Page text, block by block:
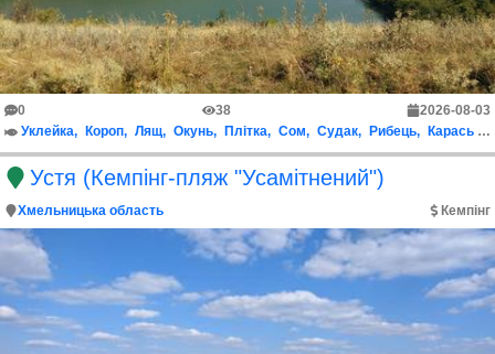
0 38
2026-08-03
Уклейка
Короп Лящ Окунь Плітка Сом Судак Рибець Карась срібний
Устя (Кемпінг-пляж "Усамітнений")
Хмельницька область Кемпінг